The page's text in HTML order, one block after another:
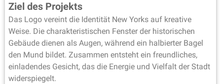
Ziel des Projekts
Das Logo vereint die Identität New Yorks auf kreative
Weise. Die charakteristischen Fenster der historischen
Gebäude dienen als Augen, während ein halbierter Bagel
den Mund bildet. Zusammen entsteht ein freundliches,
einladendes Gesicht, das die Energie und Vielfalt der Stadt
widerspiegelt.